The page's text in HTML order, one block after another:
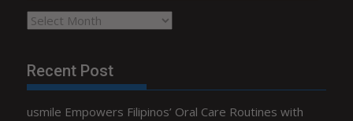
Archives
Recent Post
usmile Empowers Filipinos’ Oral Care Routines with